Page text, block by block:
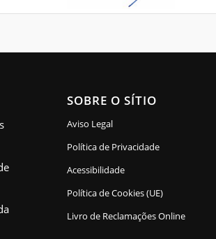
SOBRE O SÍTIO
Aviso Legal
Política de Privacidade
Acessibilidade
Política de Cookies (UE)
Livro de Reclamações Online